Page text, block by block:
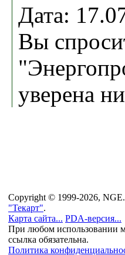
Дата:
Вы
уверена
Copyright © 1999-2026,
"Текарт".
Карта сайта... PDA-версия...
При любом использовании
ссылка обязательна.
Политика